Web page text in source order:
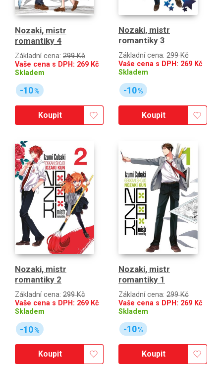
Nozaki, mistr
romantiky 4
Základní cena: 299 Kč
Vaše cena s DPH: 269 Kč
Skladem
-10%
Koupit
Nozaki, mistr
romantiky 3
Základní cena: 299 Kč
Vaše cena s DPH: 269 Kč
Skladem
-10%
Koupit
Nozaki, mistr
romantiky 2
Základní cena: 299 Kč
Vaše cena s DPH: 269 Kč
Skladem
-10%
Koupit
Nozaki, mistr
romantiky 1
Základní cena: 299 Kč
Vaše cena s DPH: 269 Kč
Skladem
-10%
Koupit